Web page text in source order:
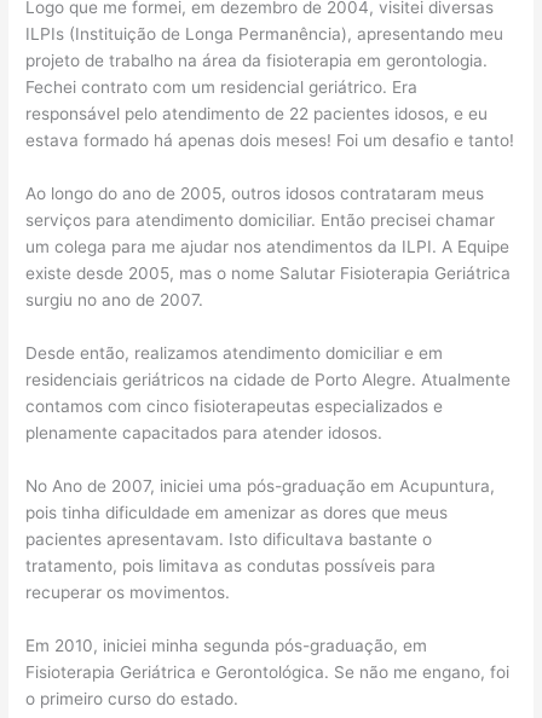
Logo que me formei, em dezembro de 2004, visitei diversas
ILPIs (Instituição de Longa Permanência), apresentando meu
projeto de trabalho na área da fisioterapia em gerontologia.
Fechei contrato com um residencial geriátrico. Era
responsável pelo atendimento de 22 pacientes idosos, e eu
estava formado há apenas dois meses! Foi um desafio e tanto!
Ao longo do ano de 2005, outros idosos contrataram meus
serviços para atendimento domiciliar. Então precisei chamar
um colega para me ajudar nos atendimentos da ILPI. A Equipe
existe desde 2005, mas o nome Salutar Fisioterapia Geriátrica
surgiu no ano de 2007.
Desde então, realizamos atendimento domiciliar e em
residenciais geriátricos na cidade de Porto Alegre. Atualmente
contamos com cinco fisioterapeutas especializados e
plenamente capacitados para atender idosos.
No Ano de 2007, iniciei uma pós-graduação em Acupuntura,
pois tinha dificuldade em amenizar as dores que meus
pacientes apresentavam. Isto dificultava bastante o
tratamento, pois limitava as condutas possíveis para
recuperar os movimentos.
Em 2010, iniciei minha segunda pós-graduação, em
Fisioterapia Geriátrica e Gerontológica. Se não me engano, foi
o primeiro curso do estado.